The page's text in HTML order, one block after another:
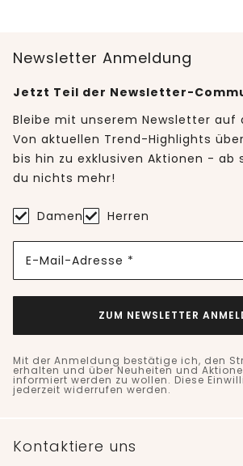
Newsletter Anmeldung
Jetzt Teil der Newsletter-
Bleibe mit unserem Newsletter auf
Von aktuellen Trend-Highlights
bis hin zu exklusiven Aktionen - ab
du nichts mehr!
Damen Herren
E-Mail-Adresse *
ZUM NEWSLETTER
Mit der Anmeldung bestätige ich, den
erhalten und über Neuheiten und
informiert werden zu wollen. Diese
jederzeit widerrufen werden.
Kontaktiere uns